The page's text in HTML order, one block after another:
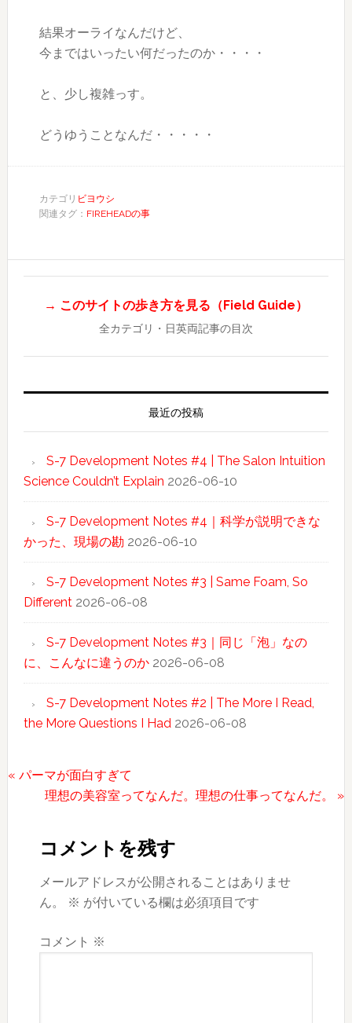
結果オーライなんだけど、
今まではいったい何だったのか・・・・
と、少し複雑っす。
どうゆうことなんだ・・・・・
カテゴリ ビヨウシ
関連タグ： FIREHEADの事
→ このサイトの歩き方を見る（Field Guide）
全カテゴリ・日英両記事の目次
最近の投稿
S-7 Development Notes #4 | The Salon Intuition
Science Couldn’t Explain 2026-06-10
S-7 Development Notes #4｜科学が説明できな
かった、現場の勘 2026-06-10
S-7 Development Notes #3 | Same Foam, So
Different 2026-06-08
S-7 Development Notes #3｜同じ「泡」なの
に、こんなに違うのか 2026-06-08
S-7 Development Notes #2 | The More I Read,
the More Questions I Had 2026-06-08
前
« パーマが面白すぎて
次
稿:
理想の美容室ってなんだ。理想の仕事ってなんだ。 »
Interactions
コメントを残す
メールアドレスが公開されることはありませ
ん。
※ が付いている欄は必須項目です
コメント ※